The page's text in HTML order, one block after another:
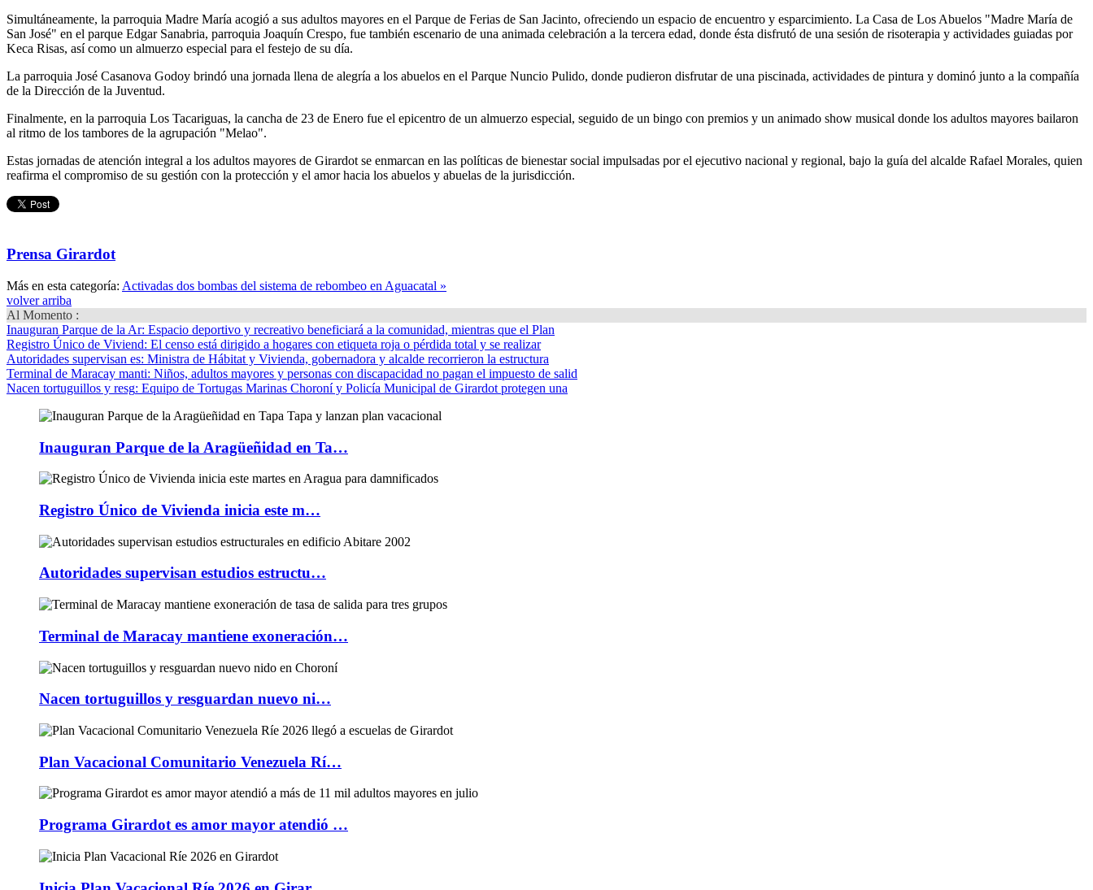
Simultáneamente, la parroquia Madre María acogió a sus adultos mayores en el Parque de Ferias de San Jacinto, ofreciendo un espacio de encuentro y esparcimiento. La Casa de Los Abuelos "Madre María de
San José" en el parque Edgar Sanabria, parroquia Joaquín Crespo, fue también escenario de una animada celebración a la tercera edad, donde ésta disfrutó de una sesión de risoterapia y actividades guiadas por
Keca Risas, así como un almuerzo especial para el festejo de su día.
La parroquia José Casanova Godoy brindó una jornada llena de alegría a los abuelos en el Parque Nuncio Pulido, donde pudieron disfrutar de una piscinada, actividades de pintura y dominó junto a la compañía
de la Dirección de la Juventud.
Finalmente, en la parroquia Los Tacariguas, la cancha de 23 de Enero fue el epicentro de un almuerzo especial, seguido de un bingo con premios y un animado show musical donde los adultos mayores bailaron
al ritmo de los tambores de la agrupación "Melao".
Estas jornadas de atención integral a los adultos mayores de Girardot se enmarcan en las políticas de bienestar social impulsadas por el ejecutivo nacional y regional, bajo la guía del alcalde Rafael Morales, quien
reafirma el compromiso de su gestión con la protección y el amor hacia los abuelos y abuelas de la jurisdicción.
Prensa Girardot
Más en esta categoría: Activadas dos bombas del sistema de rebombeo en Aguacatal »
volver arriba
Al Momento :
Inauguran Parque de la Ar: Espacio deportivo y recreativo beneficiará a la comunidad, mientras que el Plan
Registro Único de Viviend: El censo está dirigido a hogares con etiqueta roja o pérdida total y se realizar
Autoridades supervisan es: Ministra de Hábitat y Vivienda, gobernadora y alcalde recorrieron la estructura
Terminal de Maracay manti: Niños, adultos mayores y personas con discapacidad no pagan el impuesto de salid
Nacen tortuguillos y resg: Equipo de Tortugas Marinas Choroní y Policía Municipal de Girardot protegen una
Inauguran Parque de la Aragüeñidad en Ta…
Registro Único de Vivienda inicia este m…
Autoridades supervisan estudios estructu…
Terminal de Maracay mantiene exoneración…
Nacen tortuguillos y resguardan nuevo ni…
Plan Vacacional Comunitario Venezuela Rí…
Programa Girardot es amor mayor atendió …